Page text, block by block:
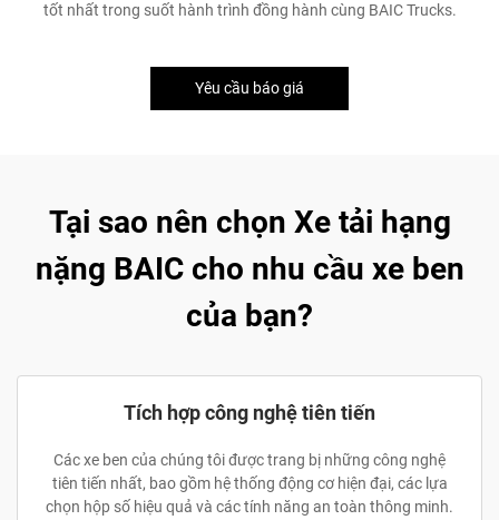
tốt nhất trong suốt hành trình đồng hành cùng BAIC Trucks.
Yêu cầu báo giá
Tại sao nên chọn Xe tải hạng
nặng BAIC cho nhu cầu xe ben
của bạn?
Tích hợp công nghệ tiên tiến
Các xe ben của chúng tôi được trang bị những công nghệ
tiên tiến nhất, bao gồm hệ thống động cơ hiện đại, các lựa
chọn hộp số hiệu quả và các tính năng an toàn thông minh.